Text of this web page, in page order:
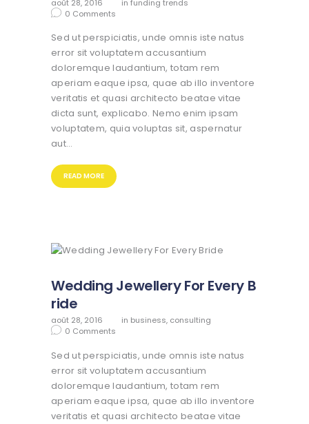
août 28, 2016 infunding trends
0 Comments
Sed ut perspiciatis, unde omnis iste natus
error sit voluptatem accusantium
doloremque laudantium, totam rem
aperiam eaque ipsa, quae ab illo inventore
veritatis et quasi architecto beatae vitae
dicta sunt, explicabo. Nemo enim ipsam
voluptatem, quia voluptas sit, aspernatur
aut…
READ MORE
Wedding Jewellery For Every B
ride
août 28, 2016 in business, consulting
0 Comments
Sed ut perspiciatis, unde omnis iste natus
error sit voluptatem accusantium
doloremque laudantium, totam rem
aperiam eaque ipsa, quae ab illo inventore
veritatis et quasi architecto beatae vitae